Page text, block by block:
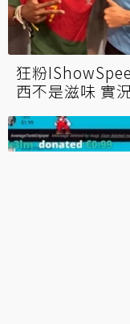
狂粉
西不是滋味 實